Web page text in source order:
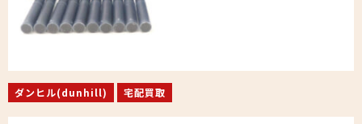
ダンヒル(dunhill) 宅配買取